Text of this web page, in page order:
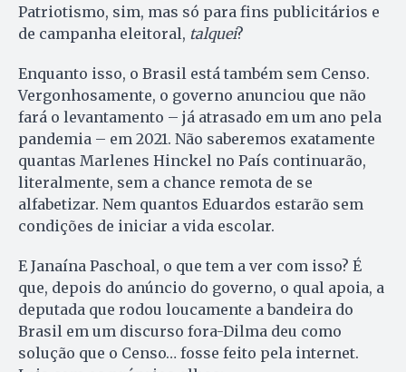
Patriotismo, sim, mas só para fins publicitários e
de campanha eleitoral, talquei?
Enquanto isso, o Brasil está também sem Censo.
Vergonhosamente, o governo anunciou que não
fará o levantamento – já atrasado em um ano pela
pandemia – em 2021. Não saberemos exatamente
quantas Marlenes Hinckel no País continuarão,
literalmente, sem a chance remota de se
alfabetizar. Nem quantos Eduardos estarão sem
condições de iniciar a vida escolar.
E Janaína Paschoal, o que tem a ver com isso? É
que, depois do anúncio do governo, o qual apoia, a
deputada que rodou loucamente a bandeira do
Brasil em um discurso fora-Dilma deu como
solução que o Censo… fosse feito pela internet.